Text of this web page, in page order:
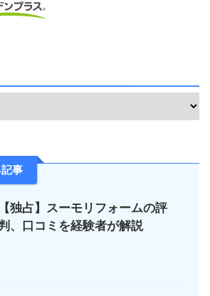
事
【独占】スーモリフォームの評
、口コミを経験者が解説